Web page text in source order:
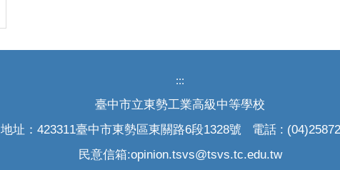
:::
臺中市立東勢工業高級中等學校
地址：423311臺中市東勢區東關路6段1328號 電話 :
民意信箱:opinion.tsvs@tsvs.tc.edu.tw